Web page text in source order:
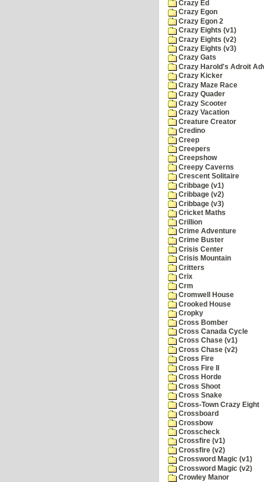
Crazy Ed
Crazy Egon
Crazy Egon 2
Crazy Eights (v1)
Crazy Eights (v2)
Crazy Eights (v3)
Crazy Gats
Crazy Harold's Adroit
Crazy Kicker
Crazy Maze Race
Crazy Quader
Crazy Scooter
Crazy Vacation
Creature Creator
Credino
Creep
Creepers
Creepshow
Creepy Caverns
Crescent Solitaire
Cribbage (v1)
Cribbage (v2)
Cribbage (v3)
Cricket Maths
Crillion
Crime Adventure
Crime Buster
Crisis Center
Crisis Mountain
Critters
Crix
Crm
Cromwell House
Crooked House
Cropky
Cross Bomber
Cross Canada Cycle
Cross Chase (v1)
Cross Chase (v2)
Cross Fire
Cross Fire II
Cross Horde
Cross Shoot
Cross Snake
Cross-Town Crazy Eight
Crossboard
Crossbow
Crosscheck
Crossfire (v1)
Crossfire (v2)
Crossword Magic (v1)
Crossword Magic (v2)
Crowley Manor